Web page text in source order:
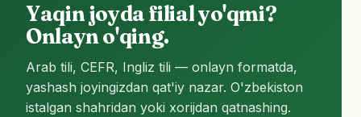
Yaqinjoydafilialyo'qmi?
Onlayno'qing.
Arab tili, CEFR, Ingliz tili — onlayn formatda,
yashash joyingizdan qat'iy nazar. O'zbekiston
istalgan shahridan yoki xorijdan qatnashing.